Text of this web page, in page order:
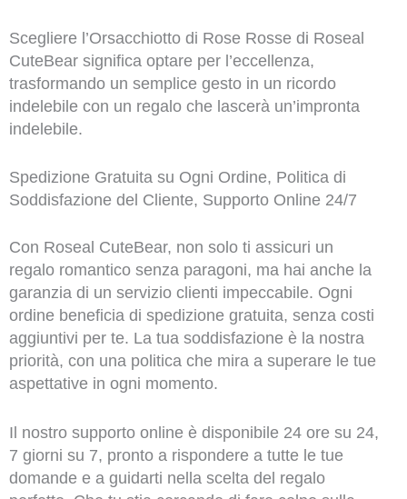
Scegliere l’Orsacchiotto di Rose Rosse di Roseal
CuteBear significa optare per l’eccellenza,
trasformando un semplice gesto in un ricordo
indelebile con un regalo che lascerà un’impronta
indelebile.
Spedizione Gratuita su Ogni Ordine, Politica di
Soddisfazione del Cliente, Supporto Online 24/7
Con Roseal CuteBear, non solo ti assicuri un
regalo romantico senza paragoni, ma hai anche la
garanzia di un servizio clienti impeccabile. Ogni
ordine beneficia di spedizione gratuita, senza costi
aggiuntivi per te. La tua soddisfazione è la nostra
priorità, con una politica che mira a superare le tue
aspettative in ogni momento.
Il nostro supporto online è disponibile 24 ore su 24,
7 giorni su 7, pronto a rispondere a tutte le tue
domande e a guidarti nella scelta del regalo